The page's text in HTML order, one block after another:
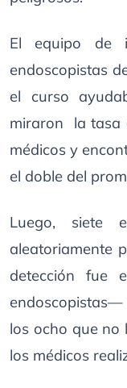
El equipo de
endoscopistas
el curso
miraron la tasa
médicos y
el doble del
Luego, siete
aleatoriamente
detección fue
endoscopistas—
los ocho que no
los médicos